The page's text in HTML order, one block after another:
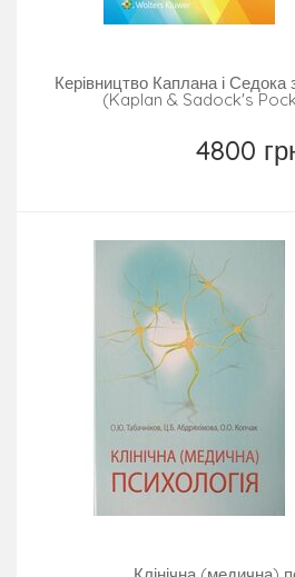
Керівництво Каплана і Седока з
(Kaplan & Sadock's
4800